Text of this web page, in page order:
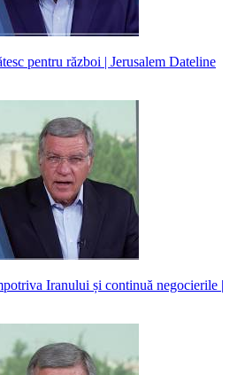
pentru război | Jerusalem Dateline
Iranului și continuă negocierile |